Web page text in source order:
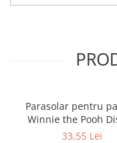
Parasolar pentru
Winnie the Pooh
Eurasia 26022
33,55 Lei